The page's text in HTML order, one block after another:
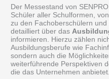
Der Messestand von
Schüler aller Schulformen,
zu den Fachoberschülern
detailliert über das
informieren. Hierzu zählen
Ausbildungsberufe wie
sondern auch die
weiterführende Perspektiven
die das Unternehmen anbietet.